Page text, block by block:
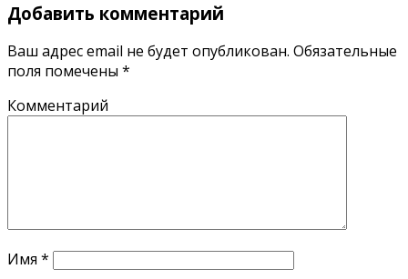
Добавить комментарий
Ваш адрес email не будет опубликован. Обязательные
поля помечены *
Комментарий
Имя *